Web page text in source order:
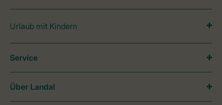
Urlaub mit Kindern
Service
Über Landal